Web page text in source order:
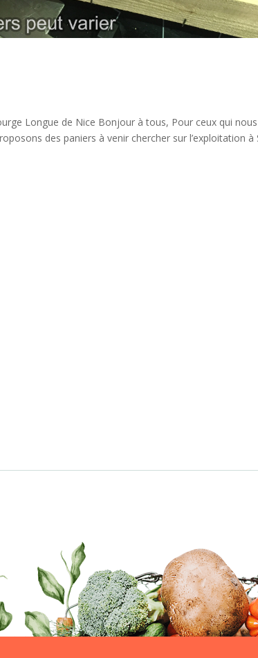
Longue de Nice Bonjour à tous, Pour ceux qui
des paniers à venir chercher sur l’exploitation à